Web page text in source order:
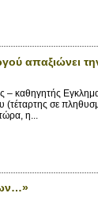
απαξιώνει
– καθηγητής
(τέταρτης σε
η...